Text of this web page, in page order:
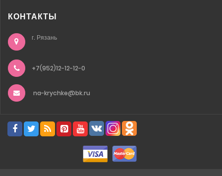
КОНТАКТЫ
г. Рязань
+7(952)12-12-12-0
na-krychke@bk.ru